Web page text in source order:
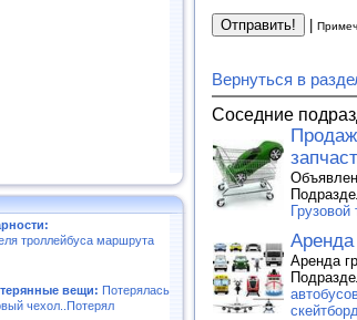
троллейбуса маршрута
вещи: Потерялась
чехол..Потерял
Вернуться в
Соседние
Грузовой
Аренда